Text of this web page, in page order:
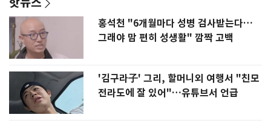
홍석천 "6개월마다 성병 검사받는다…
그래야 맘 편히 성생활" 깜짝 고백
'김구라子' 그리, 할머니외 여행서 "친모
전라도에 잘 있어"…유튜브서 언급